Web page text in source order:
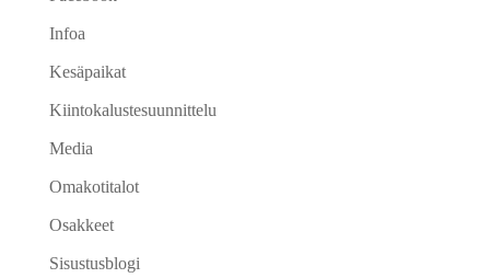
Infoa
Kesäpaikat
Kiintokalustesuunnittelu
Media
Omakotitalot
Osakkeet
Sisustusblogi